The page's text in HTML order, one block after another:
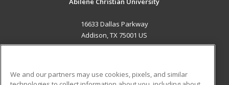
16633 Dallas Parkway
Addison, TX 75001 US
We and our partners may use cookies, pixels, and similar